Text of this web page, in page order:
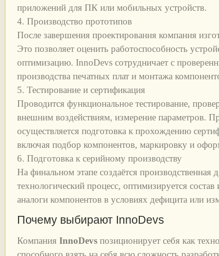
приложений для ПК или мобильных устройств.
4. Производство прототипов
После завершения проектирования компания
Это позволяет оценить работоспособность
оптимизацию. InnoDevs сотрудничает с
производства печатных плат и монтажа
5. Тестирование и сертификация
Проводится функциональное тестирование,
внешним воздействиям, измерение параметров.
осуществляется подготовка к прохождению
включая подбор компонентов, маркировку и
6. Подготовка к серийному производству
На финальном этапе создаётся производственная
технологический процесс, оптимизируется
аналоги компонентов в условиях дефицита или
Почему выбирают InnoDevs
Компания InnoDevs позиционирует себя как